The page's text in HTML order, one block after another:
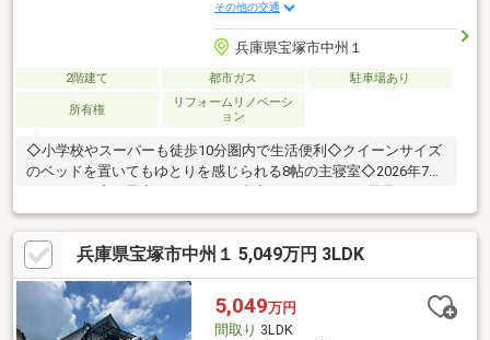
その他の交通
兵庫県宝塚市中州１
2階建て 都市ガス 駐車場あり
所有権
リフォームリノベーシ
ョン
◇小学校やスーパーも徒歩10分圏内で生活便利◇クイーンサイズ
のベッドを置いてもゆとりを感じられる8帖の主寝室◇2026年7月
レ、洗面台新調クロス貼替、フローリング上張り、網戸張替え室
内クリーニング etc...【周辺施設】宝塚市立宝塚第一小学校：徒
歩5分宝塚市立宝梅中学校：徒歩15分アピアきた：徒歩4分コープ
宝塚：徒歩5分ローソン宝塚逆瀬川二丁目店：徒歩7分宝塚逆瀬川
郵便局：徒歩6分三井住友銀行逆瀬川支店：徒歩5分水廻り設備を
一新した快適空間で、新生活を始めませんか？皆様からのご連絡
兵庫県宝塚市中州１ 5,049万円 3LDK
5,049万円
間取り 3LDK